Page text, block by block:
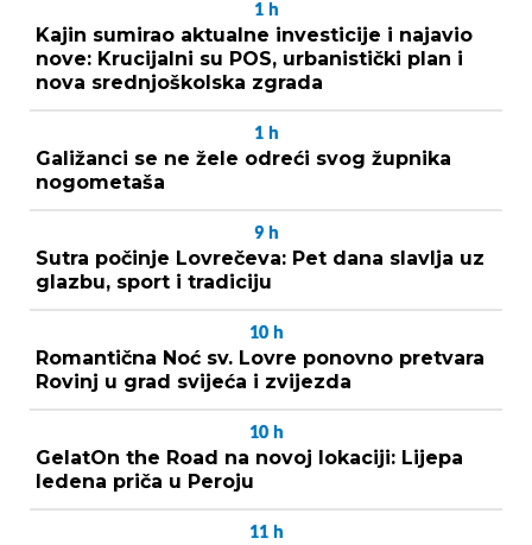
1 h
Kajin sumirao aktualne investicije i najavio
nove: Krucijalni su POS, urbanistički plan i
nova srednjoškolska zgrada
1 h
Galižanci se ne žele odreći svog župnika
nogometaša
9 h
Sutra počinje Lovrečeva: Pet dana slavlja uz
glazbu, sport i tradiciju
10 h
Romantična Noć sv. Lovre ponovno pretvara
Rovinj u grad svijeća i zvijezda
10 h
GelatOn the Road na novoj lokaciji: Lijepa
ledena priča u Peroju
11 h